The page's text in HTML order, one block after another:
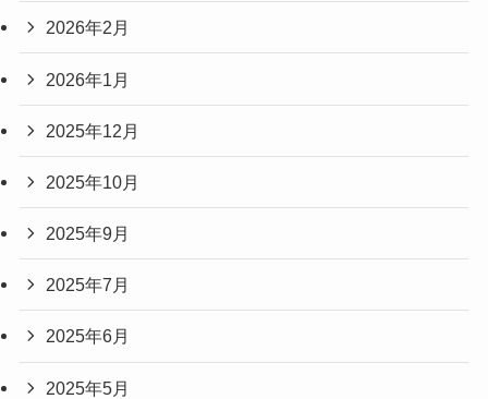
2026年2月
2026年1月
2025年12月
2025年10月
2025年9月
2025年7月
2025年6月
2025年5月